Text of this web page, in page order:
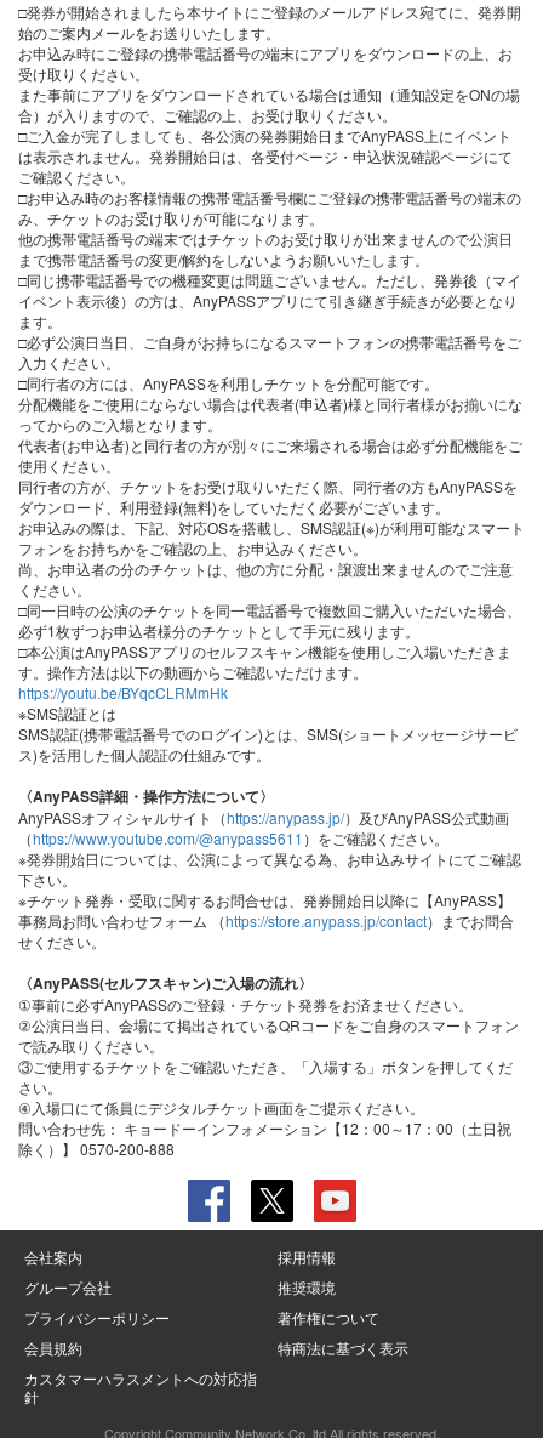
□発券が開始されましたら本サイトにご登録のメールアドレス宛てに、発券開
始のご案内メールをお送りいたします。
お申込み時にご登録の携帯電話番号の端末にアプリをダウンロードの上、お
受け取りください。
また事前にアプリをダウンロードされている場合は通知（通知設定をONの場
合）が入りますので、ご確認の上、お受け取りください。
□ご入金が完了しましても、各公演の発券開始日までAnyPASS上にイベント
は表示されません。発券開始日は、各受付ページ・申込状況確認ページにて
ご確認ください。
□お申込み時のお客様情報の携帯電話番号欄にご登録の携帯電話番号の端末の
み、チケットのお受け取りが可能になります。
他の携帯電話番号の端末ではチケットのお受け取りが出来ませんので公演日
まで携帯電話番号の変更/解約をしないようお願いいたします。
□同じ携帯電話番号での機種変更は問題ございません。ただし、発券後（マイ
イベント表示後）の方は、AnyPASSアプリにて引き継ぎ手続きが必要となり
ます。
□必ず公演日当日、ご自身がお持ちになるスマートフォンの携帯電話番号をご
入力ください。
□同行者の方には、AnyPASSを利用しチケットを分配可能です。
分配機能をご使用にならない場合は代表者(申込者)様と同行者様がお揃いにな
ってからのご入場となります。
代表者(お申込者)と同行者の方が別々にご来場される場合は必ず分配機能をご
使用ください。
同行者の方が、チケットをお受け取りいただく際、同行者の方もAnyPASSを
ダウンロード、利用登録(無料)をしていただく必要がございます。
お申込みの際は、下記、対応OSを搭載し、SMS認証(※)が利用可能なスマート
フォンをお持ちかをご確認の上、お申込みください。
尚、お申込者の分のチケットは、他の方に分配・譲渡出来ませんのでご注意
ください。
□同一日時の公演のチケットを同一電話番号で複数回ご購入いただいた場合、
必ず1枚ずつお申込者様分のチケットとして手元に残ります。
□本公演はAnyPASSアプリのセルフスキャン機能を使用しご入場いただきま
す。操作方法は以下の動画からご確認いただけます。
https://youtu.be/BYqcCLRMmHk
※SMS認証とは
SMS認証(携帯電話番号でのログイン)とは、SMS(ショートメッセージサービ
ス)を活用した個人認証の仕組みです。
〈AnyPASS詳細・操作方法について〉
AnyPASSオフィシャルサイト（https://anypass.jp/）及びAnyPASS公式動画
（https://www.youtube.com/@anypass5611 ）をご確認ください。
※発券開始日については、公演によって異なる為、お申込みサイトにてご確認
下さい。
※チケット発券・受取に関するお問合せは、発券開始日以降に【AnyPASS】
事務局お問い合わせフォーム （https://store.anypass.jp/contact）までお問合
せください。
〈AnyPASS(セルフスキャン)ご入場の流れ〉
①事前に必ずAnyPASSのご登録・チケット発券をお済ませください。
②公演日当日、会場にて掲出されているQRコードをご自身のスマートフォン
で読み取りください。
③ご使用するチケットをご確認いただき、「入場する」ボタンを押してくだ
さい。
④入場口にて係員にデジタルチケット画面をご提示ください。
問い合わせ先： キョードーインフォメーション【12：00～17：00（土日祝
除く）】 0570-200-888
会社案内
採用情報
グループ会社
推奨環境
プライバシーポリシー
著作権について
会員規約
特商法に基づく表示
カスタマーハラスメントへの対応指
針
Copyright Community Network Co.,ltd All rights reserved.